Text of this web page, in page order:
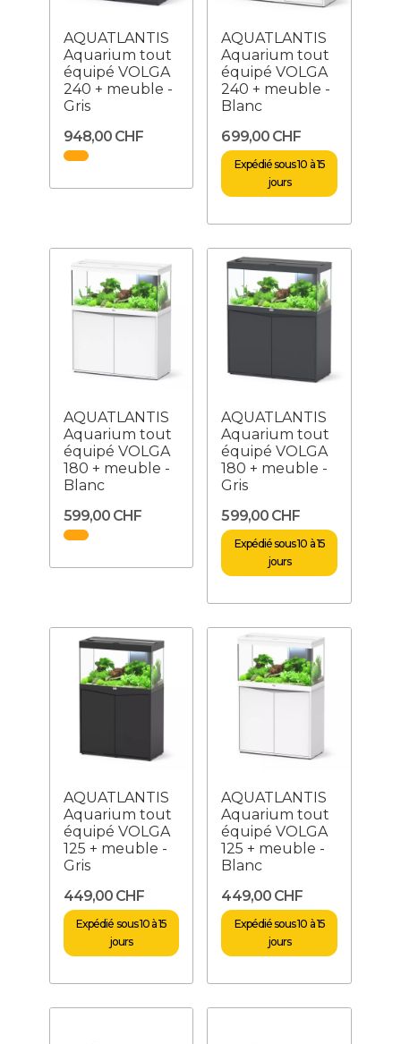
AQUATLANTIS
Aquarium tout
équipé VOLGA
240 + meuble -
Gris
948,00 CHF
AQUATLANTIS
Aquarium tout
équipé VOLGA
240 + meuble -
Blanc
699,00 CHF
Expédié sous 10 à 15
jours
AQUATLANTIS
Aquarium tout
équipé VOLGA
180 + meuble -
Blanc
599,00 CHF
AQUATLANTIS
Aquarium tout
équipé VOLGA
180 + meuble -
Gris
599,00 CHF
Expédié sous 10 à 15
jours
AQUATLANTIS
Aquarium tout
équipé VOLGA
125 + meuble -
Gris
449,00 CHF
Expédié sous 10 à 15
jours
AQUATLANTIS
Aquarium tout
équipé VOLGA
125 + meuble -
Blanc
449,00 CHF
Expédié sous 10 à 15
jours